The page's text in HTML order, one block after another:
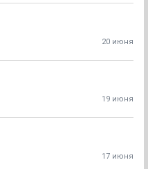
20 июня
19 июня
17 июня